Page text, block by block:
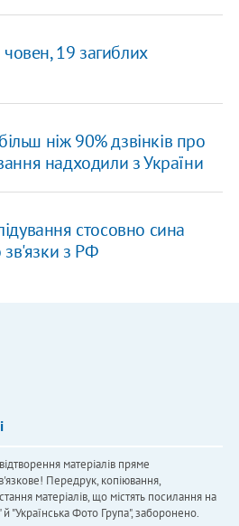
човен, 19 загиблих
ніж 90% дзвінків про
надходили з України
стосовно сина
зв'язки з РФ
матеріалів пряме
Передрук, копіювання,
матеріалів, що містять посилання на
"Українська Фото Група", заборонено.